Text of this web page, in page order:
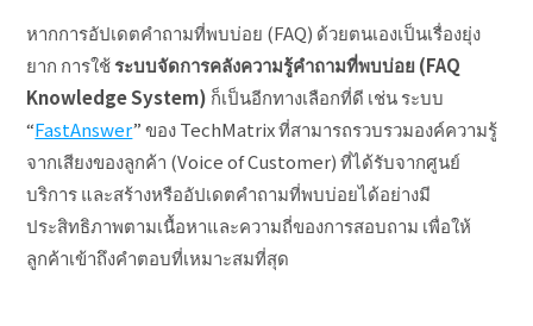
หากการอัปเดตคำถามที่พบบ่อย (FAQ) ด้วยตนเองเป็นเรื่องยุ่ง
ยาก การใช้ระบบจัดการคลังความรู้คำถามที่พบบ่อย (FAQ
Knowledge System) ก็เป็นอีกทางเลือกที่ดี เช่น ระบบ
“FastAnswer” ของ TechMatrix ที่สามารถรวบรวมองค์ความรู้
จากเสียงของลูกค้า (Voice of Customer) ที่ได้รับจากศูนย์
บริการ และสร้างหรืออัปเดตคำถามที่พบบ่อยได้อย่างมี
ประสิทธิภาพตามเนื้อหาและความถี่ของการสอบถาม เพื่อให้
ลูกค้าเข้าถึงคำตอบที่เหมาะสมที่สุด